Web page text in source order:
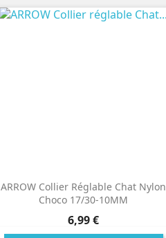
ARROW Collier Réglable Chat Nylon
Choco 17/30-10MM
Prix
6,99 €